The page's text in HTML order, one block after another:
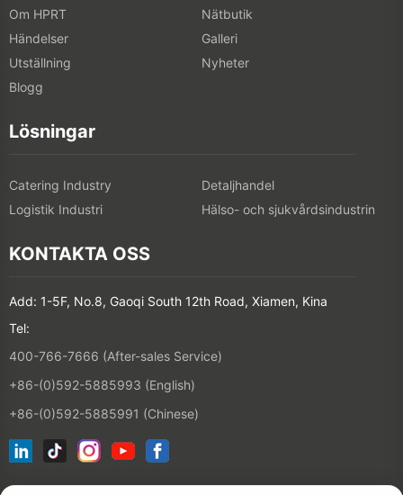
Om HPRT
Nätbutik
Händelser
Galleri
Utställning
Nyheter
Blogg
Lösningar
Catering Industry
Detaljhandel
Logistik Industri
Hälso- och sjukvårdsindustrin
KONTAKTA OSS
Add: 1-5F, No.8, Gaoqi South 12th Road, Xiamen, Kina
Tel:
400-766-7666 (After-sales Service)
+86-(0)592-5885993 (English)
+86-(0)592-5885991 (Chinese)